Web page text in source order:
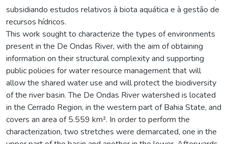
subsidiando estudos relativos à biota aquática e à gestão de
recursos hídricos.
This work sought to characterize the types of environments
present in the De Ondas River, with the aim of obtaining
information on their structural complexity and supporting
public policies for water resource management that will
allow the shared water use and will protect the biodiversity
of the river basin. The De Ondas River watershed is located
in the Cerrado Region, in the western part of Bahia State, and
covers an area of 5.559 km². In order to perform the
characterization, two stretches were demarcated, one in the